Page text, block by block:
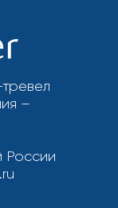
–
России